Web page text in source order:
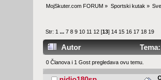
MojSkuter.com FORUM » Sportski kutak »
Str: 1 ...7 8 9 10 11 12 [13] 14 15 16 17 18 19
Autor
0 Članova i 1 Gost pregledava ovu temu.